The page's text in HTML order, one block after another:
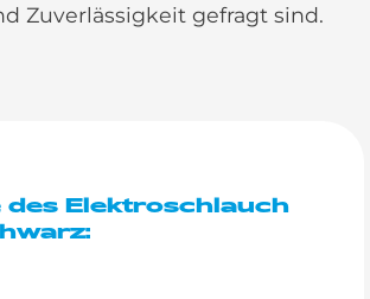
Zuverlässigkeit gefragt sind.
des Elektroschlauch